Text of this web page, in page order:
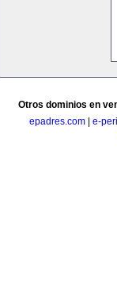
Otros dominios en
epadres.com
e-